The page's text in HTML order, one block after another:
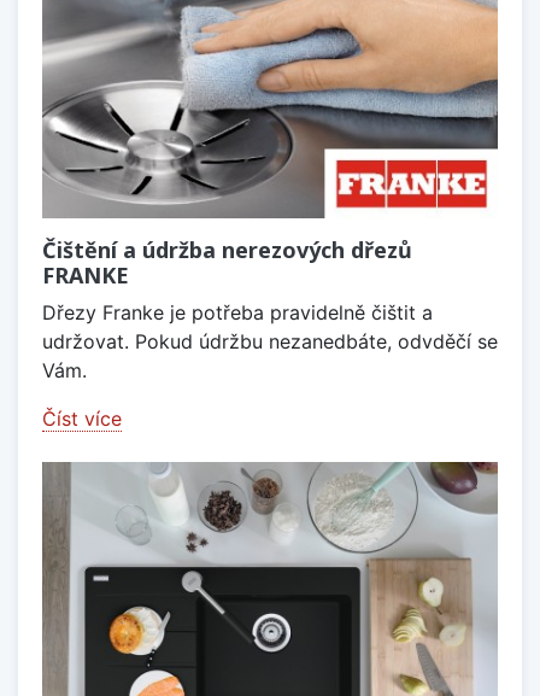
Čištění a údržba nerezových dřezů
FRANKE
Dřezy Franke je potřeba pravidelně čištit a
udržovat. Pokud údržbu nezanedbáte, odvděčí se
Vám.
Číst více